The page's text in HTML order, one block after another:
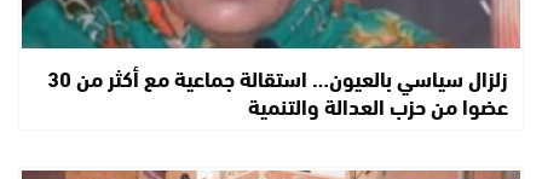
زلزال سياسي بالعيون… استقالة جماعية مع أكثر من 30
عضوا من حزب العدالة والتنمية